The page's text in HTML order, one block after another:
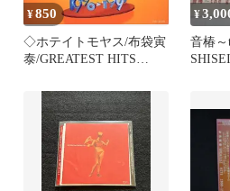
¥850
◇ホテイトモヤス/布袋寅
泰/GREATEST HITS
¥
音椿～